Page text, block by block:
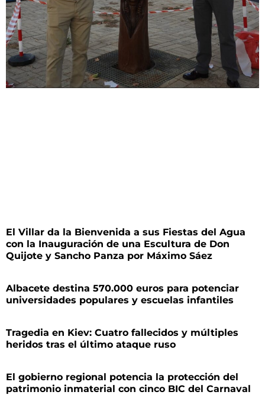
El Villar da la Bienvenida a sus Fiestas del Agua
con la Inauguración de una Escultura de Don
Quijote y Sancho Panza por Máximo Sáez
Albacete destina 570.000 euros para potenciar
universidades populares y escuelas infantiles
Tragedia en Kiev: Cuatro fallecidos y múltiples
heridos tras el último ataque ruso
El gobierno regional potencia la protección del
patrimonio inmaterial con cinco BIC del Carnaval